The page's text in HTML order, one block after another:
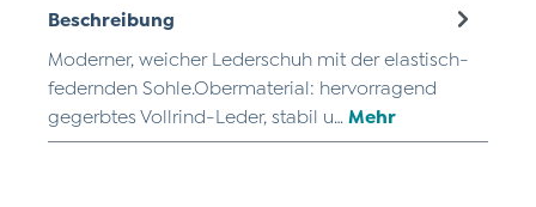
Beschreibung
Moderner, weicher Lederschuh mit der elastisch-
federnden Sohle.Obermaterial: hervorragend
gegerbtes Vollrind-Leder, stabil u… Mehr